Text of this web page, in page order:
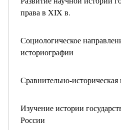
права в XIX в.
Социологическое
историографии
Сравнительно-историческая
Изучение истории
России